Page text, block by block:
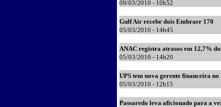
09/03/2010 - 10h52
Gulf Air recebe dois Embraer 170
05/03/2010 - 14h45
ANAC registra atrasos em 12,7%
05/03/2010 - 14h20
UPS tem nova gerente financeira
05/03/2010 - 12h15
Passaredo leva aficionado para a